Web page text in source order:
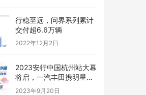
行稳至远，问界系列累计
交付超6.6万辆
2022年12月2日
2023安行中国杭州站大幕
将启，一汽丰田携明星车
型解锁“绿色未来”
2023年9月20日